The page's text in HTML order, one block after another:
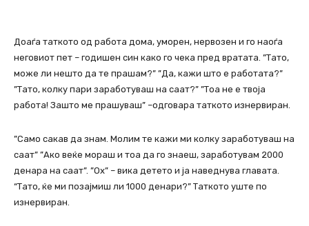
Доаѓа таткото од работа дома, уморен, нервозен и го наоѓа
неговиот пет – годишен син како го чека пред вратата. ”Тато,
може ли нешто да те прашам?” ”Да, кажи што е работата?”
”Тато, колку пари заработуваш на саат?” ”Тоа не е твоја
работа! Зашто ме прашуваш” –одговара таткото изнервиран.
”Само сакав да знам. Молим те кажи ми колку заработуваш на
саат” ”Ако веќе мораш и тоа да го знаеш, заработувам 2000
денара на саат”. ”Ох” – вика детето и ја наведнува главата.
“Тато, ќе ми позајмиш ли 1000 денари?” Таткото уште по
изнервиран.